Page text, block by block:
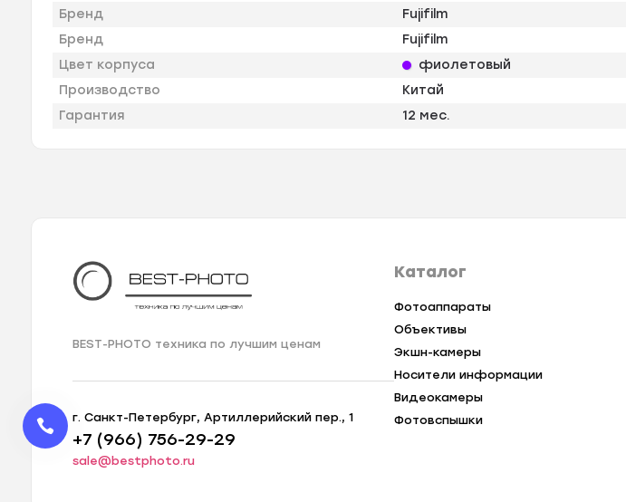
Бренд
Fujifilm
Бренд
Fujifilm
Цвет корпуса
фиолетовый
Производство
Китай
Гарантия
12 мес.
BEST-PHOTO техника по лучшим ценам
г. Санкт-Петербург, Артиллерийский пер., 1
+7 (966) 756-29-29
sale@bestphoto.ru
Каталог
Фотоаппараты
Объективы
Экшн-камеры
Носители информации
Видеокамеры
Фотовспышки